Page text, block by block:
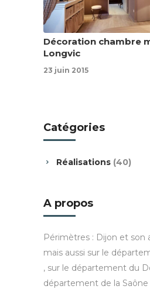
Décoration chambre
Longvic
23 juin 2015
Catégories
Réalisations (40)
A propos
Périmètres : Dijon et son
mais aussi sur le
, sur le département du
département de la Saône